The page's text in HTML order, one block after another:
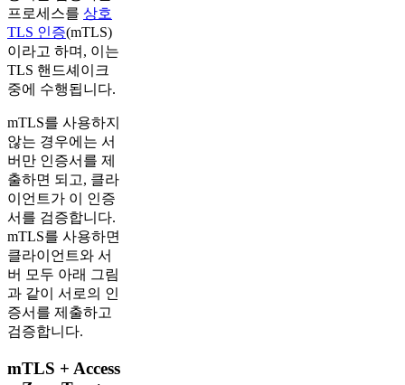
프로세스를 상호
TLS 인증(mTLS)
이라고 하며, 이는
TLS 핸드셰이크
중에 수행됩니다.
mTLS를 사용하지
않는 경우에는 서
버만 인증서를 제
출하면 되고, 클라
이언트가 이 인증
서를 검증합니다.
mTLS를 사용하면
클라이언트와 서
버 모두 아래 그림
과 같이 서로의 인
증서를 제출하고
검증합니다.
mTLS + Access